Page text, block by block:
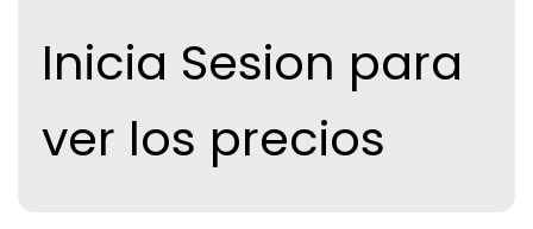
Inicia Sesion para
ver los precios